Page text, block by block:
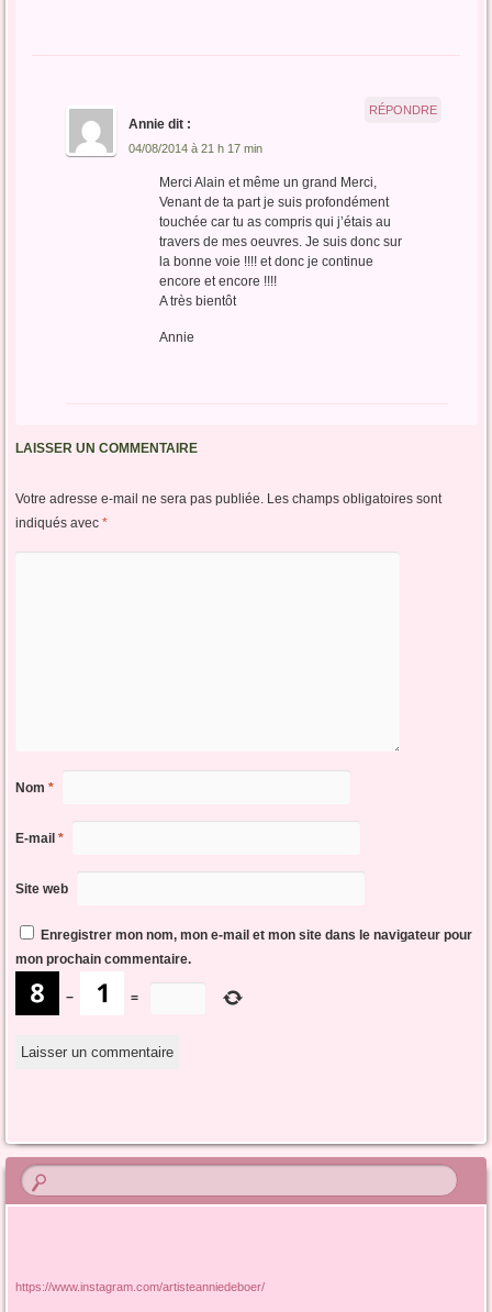
Annie dit :
04/08/2014 à 21 h 17 min
Merci Alain et même un grand Merci,
Venant de ta part je suis profondément
touchée car tu as compris qui j’étais au
travers de mes oeuvres. Je suis donc sur
la bonne voie !!!! et donc je continue
encore et encore !!!!
A très bientôt
Annie
RÉPONDRE
LAISSER UN COMMENTAIRE
Votre adresse e-mail ne sera pas publiée. Les champs obligatoires sont
indiqués avec *
Nom *
E-mail *
Site web
Enregistrer mon nom, mon e-mail et mon site dans le navigateur pour
mon prochain commentaire.
− =
https://www.instagram.com/artisteanniedeboer/